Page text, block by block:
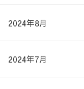
2024年8月
2024年7月